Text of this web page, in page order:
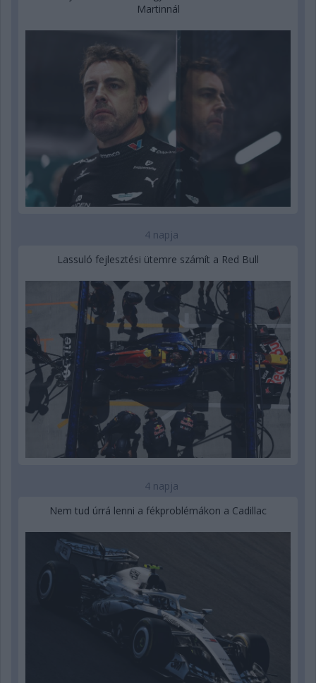
Martinnál
4 napja
Lassuló fejlesztési ütemre számít a Red Bull
4 napja
Nem tud úrrá lenni a fékproblémákon a Cadillac